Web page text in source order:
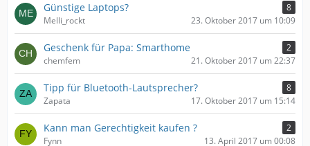
Günstige Laptops?
8
Melli_rockt
23. Oktober 2017 um 10:09
Geschenk für Papa: Smarthome
2
chemfem
21. Oktober 2017 um 22:37
Tipp für Bluetooth-Lautsprecher?
8
Zapata
17. Oktober 2017 um 15:14
Kann man Gerechtigkeit kaufen ?
2
Fynn
13. April 2017 um 00:08